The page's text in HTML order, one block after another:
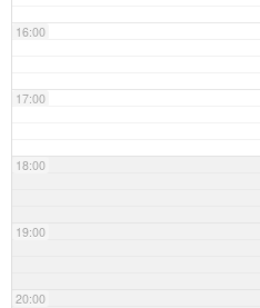
16:00
17:00
18:00
19:00
20:00